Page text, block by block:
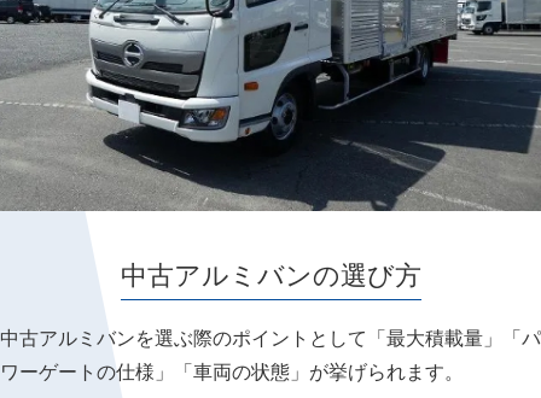
中古アルミバンの選び方
中古アルミバンを選ぶ際のポイントとして「最大積載量」「パ
ワーゲートの仕様」「車両の状態」が挙げられます。